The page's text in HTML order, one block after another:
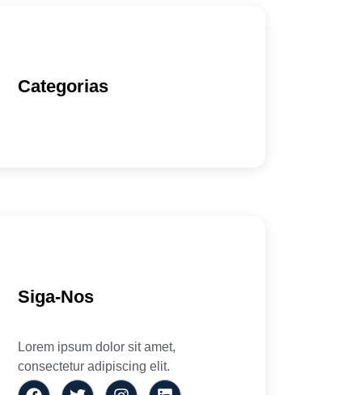
Categorias
Siga-Nos
Lorem ipsum dolor sit amet,
consectetur adipiscing elit.